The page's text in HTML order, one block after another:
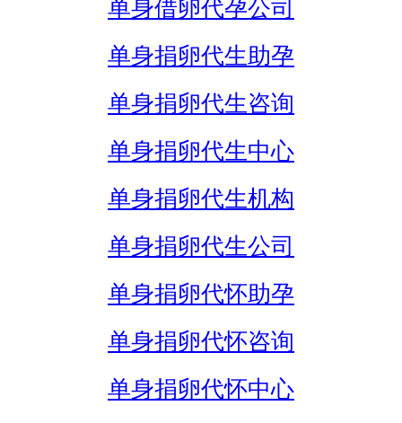
单身借卵代孕公司
单身捐卵代生助孕
单身捐卵代生咨询
单身捐卵代生中心
单身捐卵代生机构
单身捐卵代生公司
单身捐卵代怀助孕
单身捐卵代怀咨询
单身捐卵代怀中心